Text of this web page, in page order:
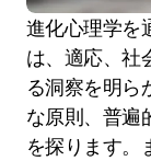
進化心理学を通じて人間の行動を理解すること
は、適応、社
る洞察を明ら
な原則、普遍
を探ります。